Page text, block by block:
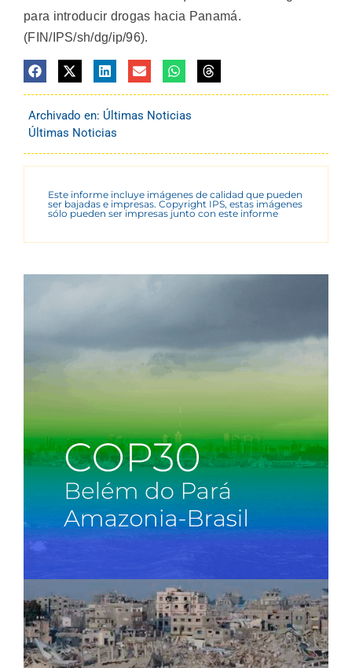
para introducir drogas hacia Panamá.
(FIN/IPS/sh/dg/ip/96).
Archivado en: Últimas Noticias
Últimas Noticias
Este informe incluye imágenes de calidad que pueden
ser bajadas e impresas. Copyright IPS, estas imágenes
sólo pueden ser impresas junto con este informe